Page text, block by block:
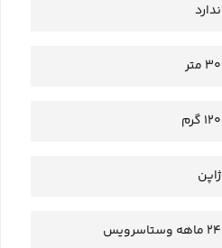
ندارد
30 متر
120 گرم
ژاپن
24 ماهه وستاسرویس